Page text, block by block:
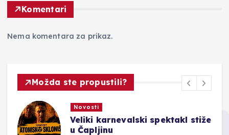
Komentari
Nema komentara za prikaz.
Možda ste propustili?
Novosti
Veliki karnevalski spektakl stiže
u Čapljinu